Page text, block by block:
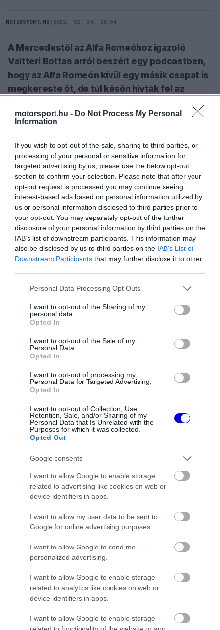
motorsport.hu - Do Not Process My Personal
Information
If you wish to opt-out of the sale, sharing to third parties, or
processing of your personal or sensitive information for
targeted advertising by us, please use the below opt-out
section to confirm your selection. Please note that after your
opt-out request is processed you may continue seeing
interest-based ads based on personal information utilized by
us or personal information disclosed to third parties prior to
your opt-out. You may separately opt-out of the further
disclosure of your personal information by third parties on the
IAB’s list of downstream participants. This information may
also be disclosed by us to third parties on the IAB’s List of
Downstream Participants that may further disclose it to other
Please note that this website/app uses one or more Google
not limited to your visit or usage behaviour. You may click to
grant or deny consent to Google and its third-party tags to
use your data for below specified purposes in below Google
consent section.
Personal Data Processing Opt Outs
I want to opt-out of the Sharing of my
personal data.
Opted In
I want to opt-out of the Sale of my
Personal Data.
Opted In
I want to opt-out of processing my
Personal Data for Targeted Advertising.
Opted In
I want to opt-out of Collection, Use,
Retention, Sale, and/or Sharing of my
Personal Data that Is Unrelated with the
Purposes for which it was collected.
Opted Out
Google consents
I want to allow Google to enable storage
related to advertising like cookies on web or
device identifiers in apps.
I want to allow my user data to be sent to
Google for online advertising purposes.
I want to allow Google to send me
personalized advertising.
I want to allow Google to enable storage
related to analytics like cookies on web or
device identifiers in apps.
I want to allow Google to enable storage
related to functionality of the website or app.
MOTORSPORT.HU / 2022. 02. 14. 18:54
A Mercedestől az Alfa Romeóhoz igazoló
Valtteri Bottas arról beszélt egy podcastben,
hogy az Alfa Romeón kívül egy másik csapat is
megkereste őt, de túl későn hívták fel az
Mint ismert, a 2022-es évet már az Alfa Romeo
csapatánál és Csou Kuan-jü csapattársaként fogja
megkezdeni a Mercedestől távozóValtteri
Bottas, aki többéves megállapodást kötött a
svájci-olasz istállóval.
Bottas korábban arról is beszélt, mentálisan
nehezen viselte, hogy folyamatosan csak egy-egy
éves szerződéshosszabbítást kapott a
Mercedestől, most viszont nem kell tartania a
rövid távú jövőjét illetően.
loading.
modal
window.
The media could not be loaded, either because
the server or network failed or because the format
is not supported.
Emellett egy podcastben elmondta, az Alfa
Romeón kívül egy másik istálló is szerződtetni
ajánlattal, hogy már aláírt Kimi Räikkönen volt
csapatához – így hiába fizettek volna többet.
FORMA-1
világbajnoki címet kellett volna
nyernie a McLarennel